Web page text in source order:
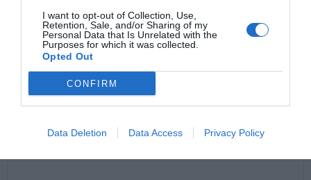
I want to opt-out of Collection, Use,
Retention, Sale, and/or Sharing of my
Personal Data that Is Unrelated with the
Purposes for which it was collected.
Opted Out
CONFIRM
Data Deletion Data Access Privacy Policy
Comentarios
Tu comentario